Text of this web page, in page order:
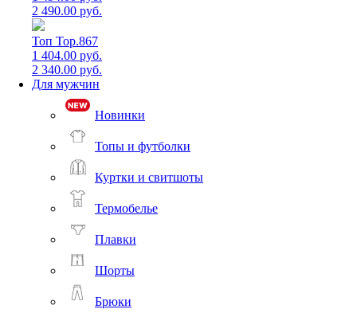
2 490.00 руб.
Топ Top.867
1 404.00 руб.
2 340.00 руб.
Для мужчин
Новинки
Топы и футболки
Куртки и свитшоты
Термобелье
Плавки
Шорты
Брюки